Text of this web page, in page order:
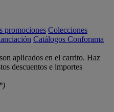
promociones Colecciones
Catálogos Conforama
aplicados en el carrito. Haz
descuentos e importes